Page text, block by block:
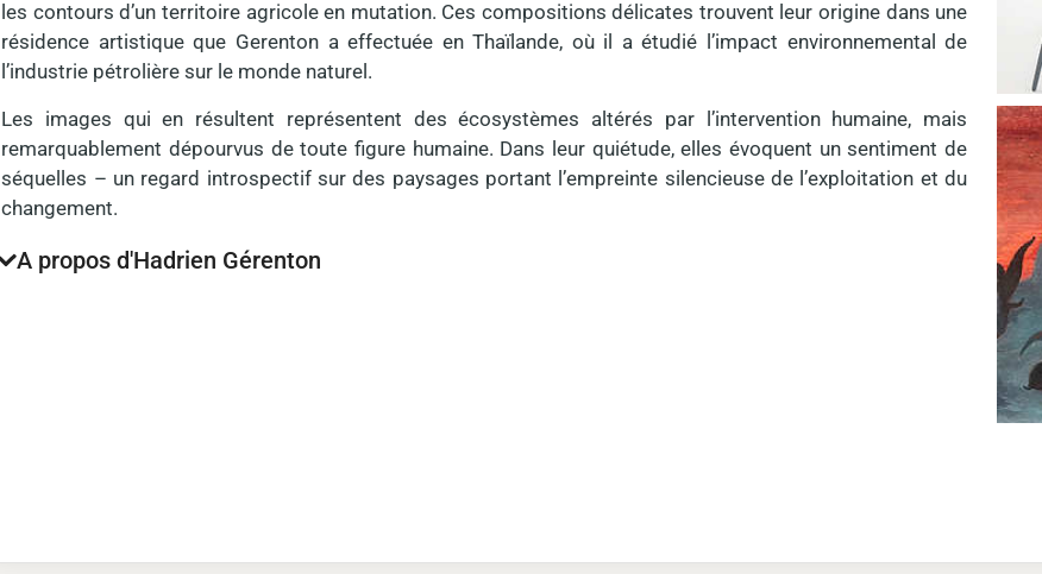
les contours d’un territoire agricole en mutation. Ces compositions délicates trouvent leur origine dans une
résidence artistique que Gerenton a effectuée en Thaïlande, où il a étudié l’impact environnemental de
l’industrie pétrolière sur le monde naturel.
Les images qui en résultent représentent des écosystèmes altérés par l’intervention humaine, mais
remarquablement dépourvus de toute figure humaine. Dans leur quiétude, elles évoquent un sentiment de
séquelles – un regard introspectif sur des paysages portant l’empreinte silencieuse de l’exploitation et du
changement.
A propos d'Hadrien Gérenton